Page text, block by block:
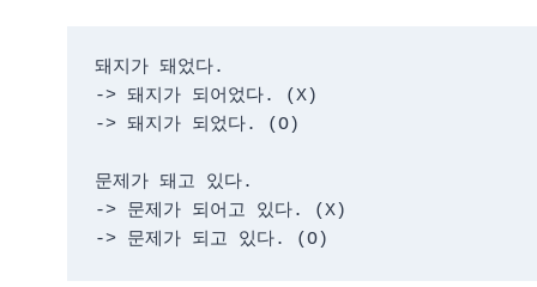
돼지가 돼었다.
-> 돼지가 되어었다. (X)
-> 돼지가 되었다. (O)
문제가 돼고 있다.
-> 문제가 되어고 있다. (X)
-> 문제가 되고 있다. (O)